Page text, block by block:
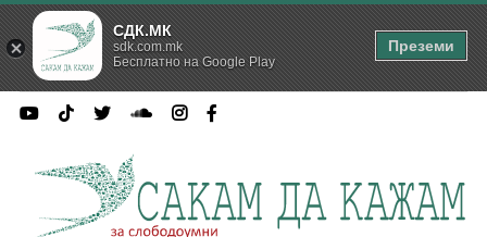
СДК.МК
sdk.com.mk
Бесплатно на Google Play
Преземи